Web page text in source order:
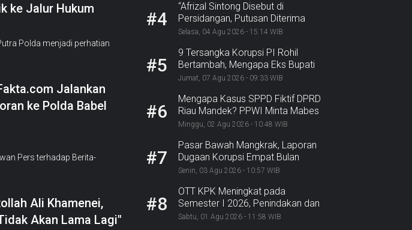
ke Jalur Hukum
Polda menjadi perhatian
Jalankan
ke Polda Babel
Pers terhadap Berita-
Ali Khamenei,
Akan Lama Lagi"
#4
“Afrizal Sintong Disebut di
Persidangan, Putusan Diterima
Kejati, GMPR Sorot Dividen
Selasa, 04 Agu 2026 - 15:14 WIB
#5
9 Tersangka Korupsi PI Rohil
Bertambah, Mengapa Eks Bupati
Belum Tersangka? Nasib Rp9,2
Jumat, 07 Agu 2026 - 09:33 WIB
#6
Mengapa Kasus SPPD Fiktif DPRD
Riau Mandek? PPWI Minta Mabes
Polri Ambil Alih
Minggu, 02 Agu 2026 - 10:48 WIB
#7
Pasar Bawah Mangkrak, Laporan
Dugaan Korupsi Empat Bulan
Mengendap: Ke Mana BPK,
Senin, 03 Agu 2026 - 10:57 WIB
#8
OTT KPK Meningkat pada
Semester I 2026, Penindakan dan
Pemulihan Aset Alami Lonjakan
Sabtu, 01 Agu 2026 - 11:58 WIB